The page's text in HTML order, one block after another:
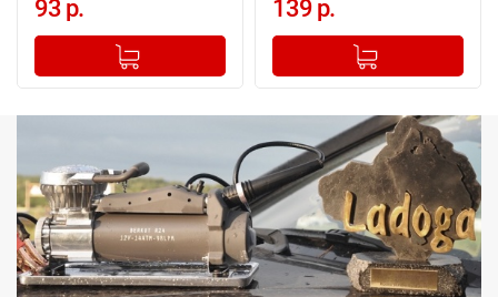
93 р.
+
Добавлено в корзину
139 р.
+
Добавлено в корзину